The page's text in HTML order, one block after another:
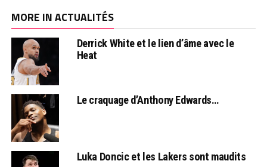
MORE IN ACTUALITÉS
Derrick White et le lien d’âme avec le
Heat
Le craquage d’Anthony Edwards…
Luka Doncic et les Lakers sont maudits